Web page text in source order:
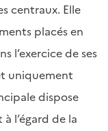
centraux. Elle
placés en
l’exercice de ses
uniquement
dispose
l’égard de la